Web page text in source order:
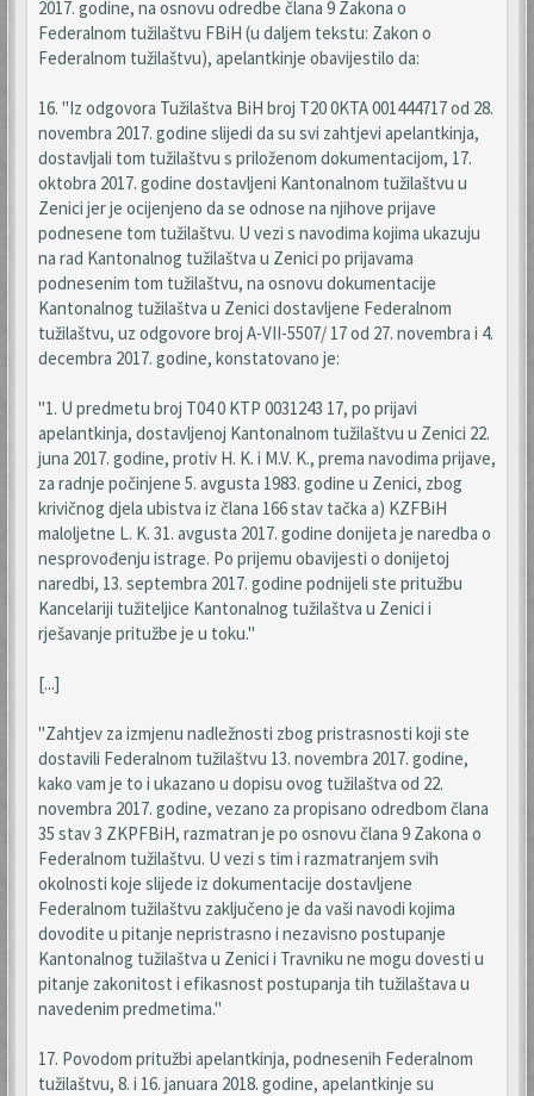
2017. godine, na osnovu odredbe člana 9 Zakona o
Federalnom tužilaštvu FBiH (u daljem tekstu: Zakon o
Federalnom tužilaštvu), apelantkinje obavijestilo da:
16. "Iz odgovora Tužilaštva BiH broj T20 0KTA 001444717 od 28.
novembra 2017. godine slijedi da su svi zahtjevi apelantkinja,
dostavljali tom tužilaštvu s priloženom dokumentacijom, 17.
oktobra 2017. godine dostavljeni Kantonalnom tužilaštvu u
Zenici jer je ocijenjeno da se odnose na njihove prijave
podnesene tom tužilaštvu. U vezi s navodima kojima ukazuju
na rad Kantonalnog tužilaštva u Zenici po prijavama
podnesenim tom tužilaštvu, na osnovu dokumentacije
Kantonalnog tužilaštva u Zenici dostavljene Federalnom
tužilaštvu, uz odgovore broj A-VII-5507/ 17 od 27. novembra i 4.
decembra 2017. godine, konstatovano je:
"1. U predmetu broj T04 0 KTP 0031243 17, po prijavi
apelantkinja, dostavljenoj Kantonalnom tužilaštvu u Zenici 22.
juna 2017. godine, protiv H. K. i M.V. K., prema navodima prijave,
za radnje počinjene 5. avgusta 1983. godine u Zenici, zbog
krivičnog djela ubistva iz člana 166 stav tačka a) KZFBiH
maloljetne L. K. 31. avgusta 2017. godine donijeta je naredba o
nesprovođenju istrage. Po prijemu obavijesti o donijetoj
naredbi, 13. septembra 2017. godine podnijeli ste pritužbu
Kancelariji tužiteljice Kantonalnog tužilaštva u Zenici i
rješavanje pritužbe je u toku."
[...]
"Zahtjev za izmjenu nadležnosti zbog pristrasnosti koji ste
dostavili Federalnom tužilaštvu 13. novembra 2017. godine,
kako vam je to i ukazano u dopisu ovog tužilaštva od 22.
novembra 2017. godine, vezano za propisano odredbom člana
35 stav 3 ZKPFBiH, razmatran je po osnovu člana 9 Zakona o
Federalnom tužilaštvu. U vezi s tim i razmatranjem svih
okolnosti koje slijede iz dokumentacije dostavljene
Federalnom tužilaštvu zaključeno je da vaši navodi kojima
dovodite u pitanje nepristrasno i nezavisno postupanje
Kantonalnog tužilaštva u Zenici i Travniku ne mogu dovesti u
pitanje zakonitost i efikasnost postupanja tih tužilaštava u
navedenim predmetima."
17. Povodom pritužbi apelantkinja, podnesenih Federalnom
tužilaštvu, 8. i 16. januara 2018. godine, apelantkinje su